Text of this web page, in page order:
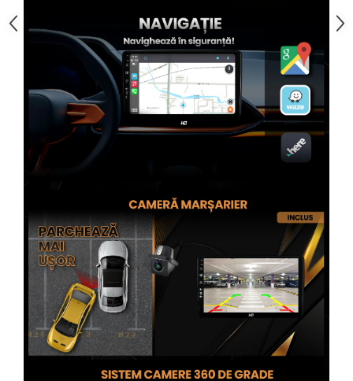
Rame adaptoare Iveco
Rame adaptoare Smart
Rame adaptoare Land Rover
Rame adaptoare Ssangyong
Conectica Auto
Conectică Audi
Conectică Ford
Conectică Volkswagen